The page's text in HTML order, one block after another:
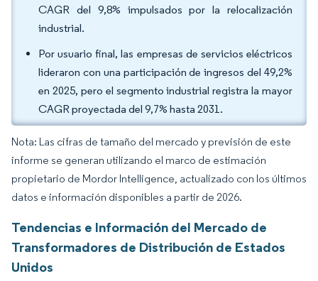
CAGR del 9,8% impulsados por la relocalización
industrial.
Por usuario final, las empresas de servicios eléctricos
lideraron con una participación de ingresos del 49,2%
en 2025, pero el segmento industrial registra la mayor
CAGR proyectada del 9,7% hasta 2031.
Nota: Las cifras de tamaño del mercado y previsión de este
informe se generan utilizando el marco de estimación
propietario de Mordor Intelligence, actualizado con los últimos
datos e información disponibles a partir de 2026.
Tendencias e Información del Mercado de
Transformadores de Distribución de Estados
Unidos